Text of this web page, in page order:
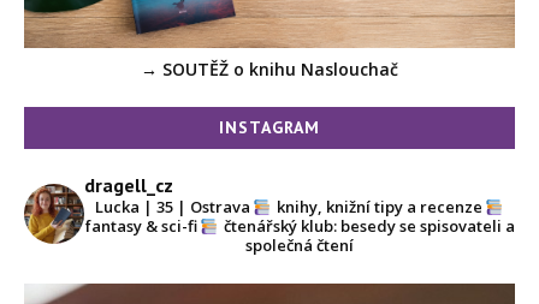
→ SOUTĚŽ o knihu Naslouchač
INSTAGRAM
dragell_cz
Lucka | 35 | Ostrava
knihy, knižní tipy a recenze
fantasy & sci-fi
čtenářský klub: besedy se spisovateli a
společná čtení